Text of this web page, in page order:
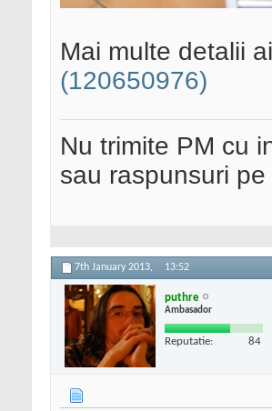
Mai multe detalii
(120650976)
Nu trimite PM cu
sau raspunsuri pe
7th January 2013, 13:52
puthre
Ambasador
Reputatie: 84